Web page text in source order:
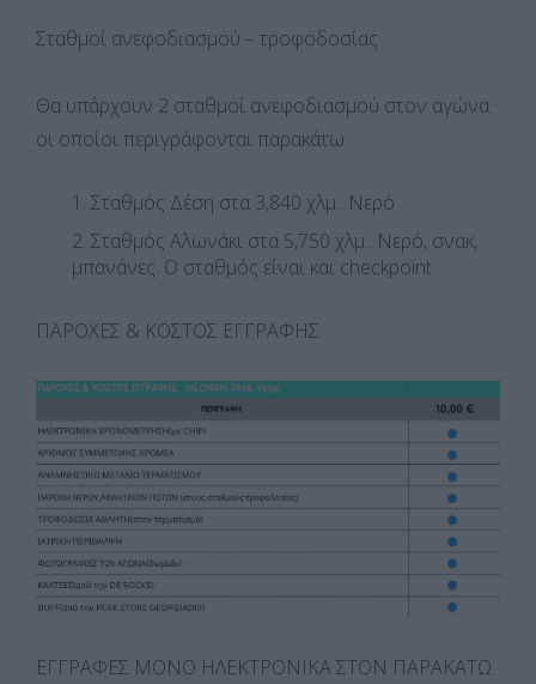
Σταθμοί ανεφοδιασμού – τροφοδοσίας
Θα υπάρχουν 2 σταθμοί ανεφοδιασμού στον αγώνα
οι οποίοι περιγράφονται παρακάτω:
Σταθμός Δέση στα 3,840 χλμ.: Νερό
Σταθμός Αλωνάκι στα 5,750 χλμ.: Νερό, σνακ,
μπανάνες. Ο σταθμός είναι και checkpoint
ΠΑΡΟΧΕΣ & ΚΟΣΤΟΣ ΕΓΓΡΑΦΗΣ
ΕΓΓΡΑΦΕΣ ΜΟΝΟ ΗΛΕΚΤΡΟΝΙΚΑ ΣΤΟΝ ΠΑΡΑΚΑΤΩ